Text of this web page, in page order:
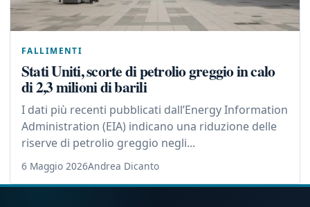
FALLIMENTI
Stati Uniti, scorte di petrolio greggio in calo
di 2,3 milioni di barili
I dati più recenti pubblicati dall’Energy Information
Administration (EIA) indicano una riduzione delle
riserve di petrolio greggio negli...
6 Maggio 2026Andrea Dicanto